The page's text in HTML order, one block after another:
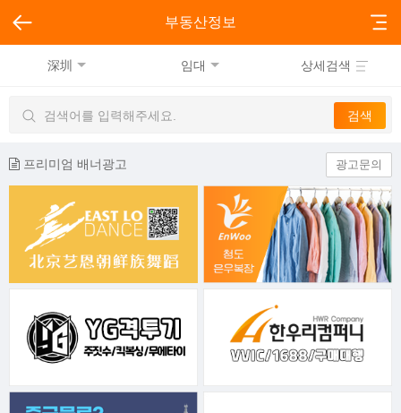
부동산정보
深圳 임대 상세검색
프리미엄 배너광고 광고문의